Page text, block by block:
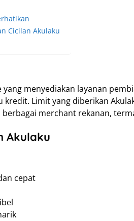
Cicilan Akulaku
menyediakan layanan
Limit yang diberikan
merchant rekanan,
Akulaku
cepat